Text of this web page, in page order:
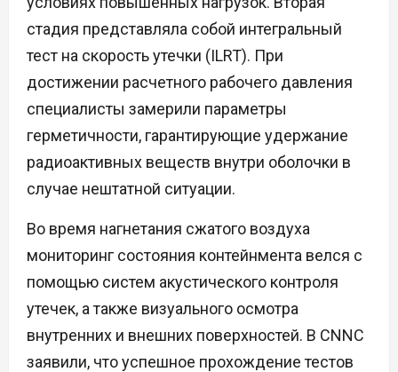
стадия представляла собой интегральный
тест на скорость утечки (ILRT). При
достижении расчетного рабочего давления
специалисты замерили параметры
герметичности, гарантирующие удержание
радиоактивных веществ внутри оболочки в
случае нештатной ситуации.
Во время нагнетания сжатого воздуха
мониторинг состояния контейнмента велся с
помощью систем акустического контроля
утечек, а также визуального осмотра
внутренних и внешних поверхностей. В CNNC
заявили, что успешное прохождение тестов